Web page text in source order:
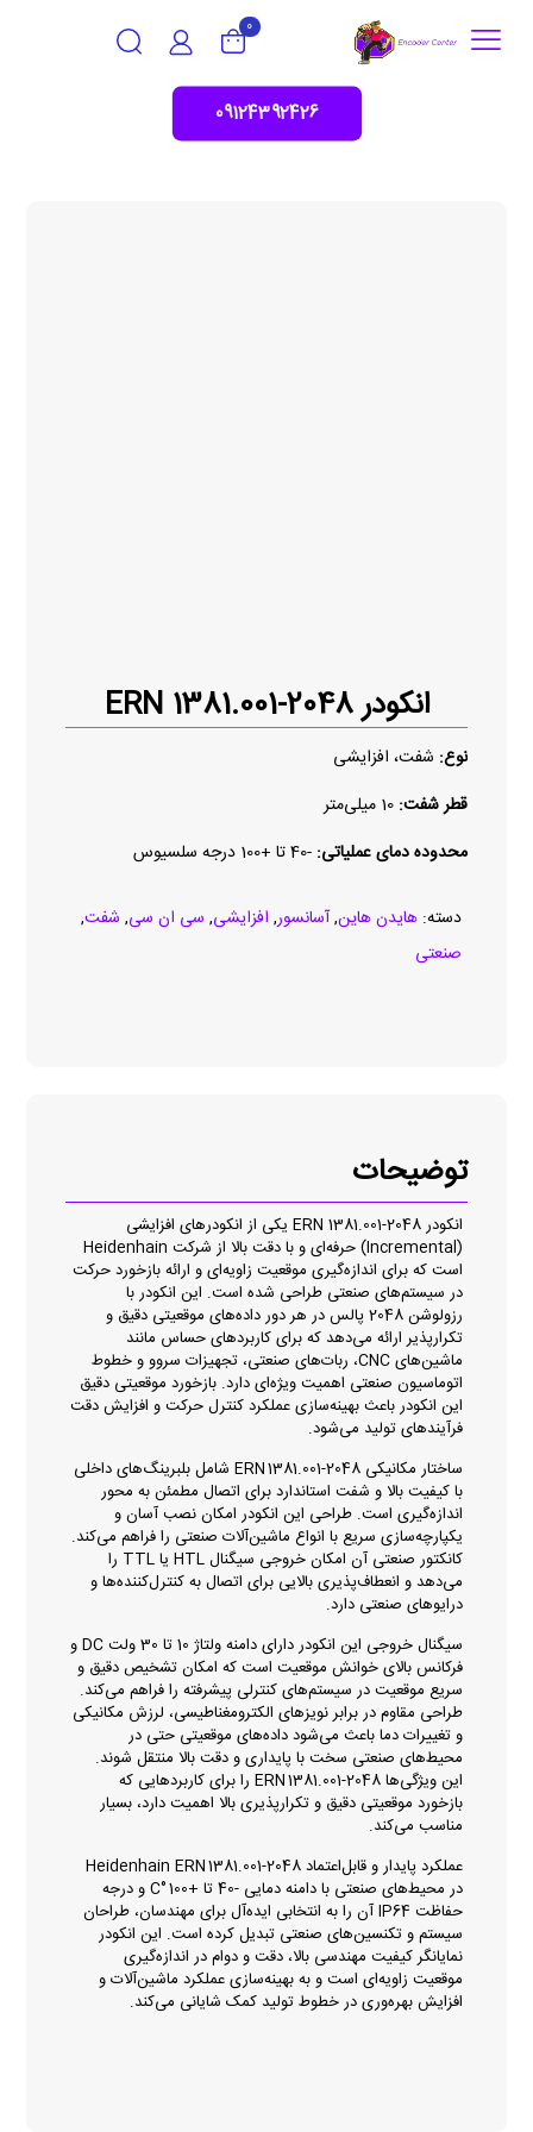
0
09124392426
انکودر ERN 1381.001-2048
نوع: شفت، افزایشی
قطر شفت:10 میلی‌متر
محدوده دمای عملیاتی:-40 تا +100 درجه سلسیوس
دسته:هایدن هاین,آسانسور, افزایشی, سی ان سی, شفت,
صنعتی
توضیحات
انکودر ERN 1381.001-2048 یکی از انکودرهای افزایشی
(Incremental) حرفه‌ای و با دقت بالا از شرکت Heidenhain
است که برای اندازه‌گیری موقعیت زاویه‌ای و ارائه بازخورد حرکت
در سیستم‌های صنعتی طراحی شده است. این انکودر با
رزولوشن 2048 پالس در هر دور داده‌های موقعیتی دقیق و
تکرارپذیر ارائه می‌دهد که برای کاربردهای حساس مانند
ماشین‌های CNC، ربات‌های صنعتی، تجهیزات سروو و خطوط
اتوماسیون صنعتی اهمیت ویژه‌ای دارد. بازخورد موقعیتی دقیق
این انکودر باعث بهینه‌سازی عملکرد کنترل حرکت و افزایش دقت
فرآیندهای تولید می‌شود.
ساختار مکانیکی ERN 1381.001-2048 شامل بلبرینگ‌های داخلی
با کیفیت بالا و شفت استاندارد برای اتصال مطمئن به محور
اندازه‌گیری است. طراحی این انکودر امکان نصب آسان و
یکپارچه‌سازی سریع با انواع ماشین‌آلات صنعتی را فراهم می‌کند.
کانکتور صنعتی آن امکان خروجی سیگنال HTL یا TTL را
می‌دهد و انعطاف‌پذیری بالایی برای اتصال به کنترل‌کننده‌ها و
درایوهای صنعتی دارد.
سیگنال خروجی این انکودر دارای دامنه ولتاژ 10 تا 30 ولت DC و
فرکانس بالای خوانش موقعیت است که امکان تشخیص دقیق و
سریع موقعیت در سیستم‌های کنترلی پیشرفته را فراهم می‌کند.
طراحی مقاوم در برابر نویزهای الکترومغناطیسی، لرزش مکانیکی
و تغییرات دما باعث می‌شود داده‌های موقعیتی حتی در
محیط‌های صنعتی سخت با پایداری و دقت بالا منتقل شوند.
این ویژگی‌ها ERN 1381.001-2048 را برای کاربردهایی که
بازخورد موقعیتی دقیق و تکرارپذیری بالا اهمیت دارد، بسیار
مناسب می‌کند.
عملکرد پایدار و قابل‌اعتماد Heidenhain ERN 1381.001-2048
در محیط‌های صنعتی با دامنه دمایی -40 تا +100 °C و درجه
حفاظت IP64 آن را به انتخابی ایده‌آل برای مهندسان، طراحان
سیستم و تکنسین‌های صنعتی تبدیل کرده است. این انکودر
نمایانگر کیفیت مهندسی بالا، دقت و دوام در اندازه‌گیری
موقعیت زاویه‌ای است و به بهینه‌سازی عملکرد ماشین‌آلات و
افزایش بهره‌وری در خطوط تولید کمک شایانی می‌کند.